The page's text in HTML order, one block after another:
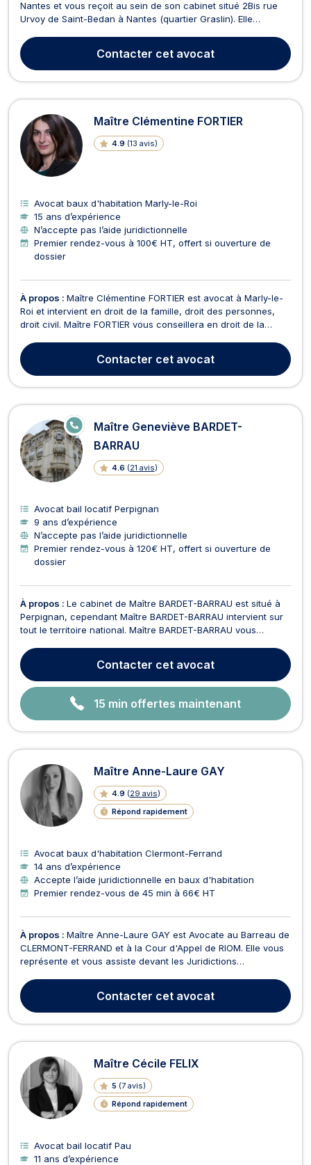
Nantes et vous reçoit au sein de son cabinet situé 2Bis rue
Urvoy de Saint-Bedan à Nantes (quartier Graslin). Elle
qu'il soit privé ou public, tant en conseil (rédaction de
contrats, négociations, règlement amiable des...
Contacter cet avocat
Maître Clémentine FORTIER
4.9 (13 avis)
Avocat baux d'habitation Marly-le-Roi
15 ans d’expérience
N’accepte pas l’aide juridictionnelle
Premier rendez-vous à 100€ HT, offert si ouverture de
dossier
À propos : Maître Clémentine FORTIER est avocat à Marly-le-
Roi et intervient en droit de la famille, droit des personnes,
droit civil. Maître FORTIER vous conseillera en droit de la
mais également d'une séparation hors mariage. Elle vous
proposera, si la situation y est prop...
Contacter cet avocat
Maître Geneviève BARDET-
BARRAU
4.6 (21 avis)
E
N
LI
G
N
E
Avocat bail locatif Perpignan
9 ans d’expérience
N’accepte pas l’aide juridictionnelle
Premier rendez-vous à 120€ HT, offert si ouverture de
dossier
À propos : Le cabinet de Maître BARDET-BARRAU est situé à
Perpignan, cependant Maître BARDET-BARRAU intervient sur
tout le territoire national. Maître BARDET-BARRAU vous
séparations, de PACS, de successions ainsi que dans le
cadre des procédures de divorce par consentemen...
Contacter cet avocat
15 min offertes maintenant
Maître Anne-Laure GAY
4.9 (29 avis)
Répond rapidement
Avocat baux d'habitation Clermont-Ferrand
14 ans d’expérience
Accepte l’aide juridictionnelle en baux d'habitation
Premier rendez-vous de 45 min à 66€ HT
À propos : Maître Anne-Laure GAY est Avocate au Barreau de
CLERMONT-FERRAND et à la Cour d'Appel de RIOM. Elle vous
représente et vous assiste devant les Juridictions
Juridictions dans toute la France. Maître Anne-Laure GAY
intervient principalement devant le Tribunal de Commerce,
le...
Contacter cet avocat
Maître Cécile FELIX
5 (7 avis)
Répond rapidement
Avocat bail locatif Pau
11 ans d’expérience